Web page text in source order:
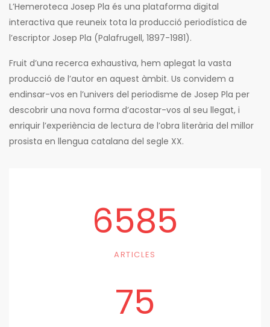
L’Hemeroteca Josep Pla és una plataforma digital
interactiva que reuneix tota la producció periodística de
l’escriptor Josep Pla (Palafrugell, 1897-1981).
Fruit d’una recerca exhaustiva, hem aplegat la vasta
producció de l’autor en aquest àmbit. Us convidem a
endinsar-vos en l’univers del periodisme de Josep Pla per
descobrir una nova forma d’acostar-vos al seu llegat, i
enriquir l’experiència de lectura de l’obra literària del millor
prosista en llengua catalana del segle XX.
6585
ARTICLES
75